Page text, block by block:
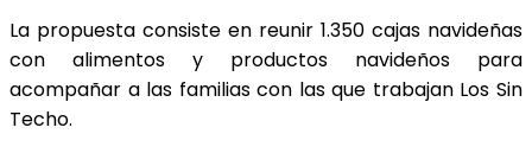
La propuesta consiste en reunir 1.350 cajas navideñas
con alimentos y productos navideños para
acompañar a las familias con las que trabajan Los Sin
Techo.